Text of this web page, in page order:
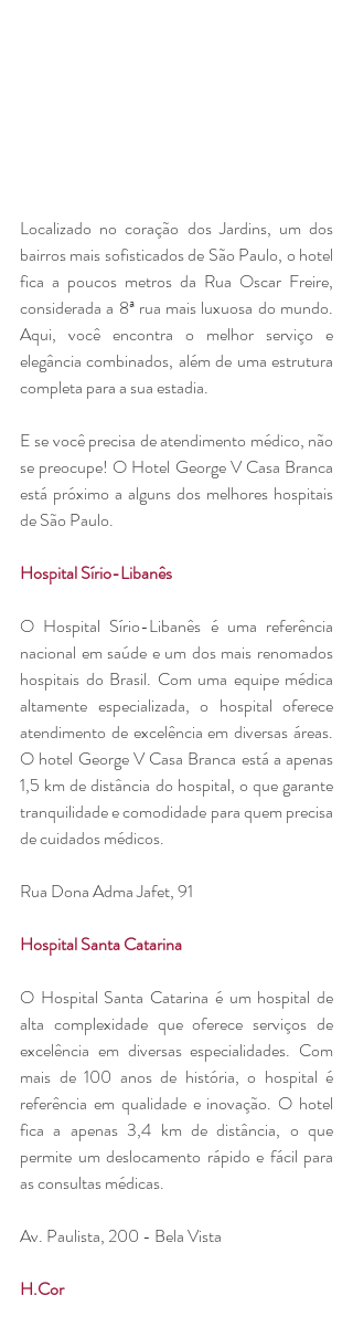
Localizado no coração dos Jardins, um dos
bairros mais sofisticados de São Paulo, o hotel
fica a poucos metros da Rua Oscar Freire,
considerada a 8ª rua mais luxuosa do mundo.
Aqui, você encontra o melhor serviço e
elegância combinados, além de uma estrutura
completa para a sua estadia.
E se você precisa de atendimento médico, não
se preocupe! O Hotel George V Casa Branca
está próximo a alguns dos melhores hospitais
de São Paulo.
Hospital Sírio-Libanês
O Hospital Sírio-Libanês é uma referência
nacional em saúde e um dos mais renomados
hospitais do Brasil. Com uma equipe médica
altamente especializada, o hospital oferece
atendimento de excelência em diversas áreas.
O hotel George V Casa Branca está a apenas
1,5 km de distância do hospital, o que garante
tranquilidade e comodidade para quem precisa
de cuidados médicos.
Rua Dona Adma Jafet, 91
Hospital Santa Catarina
O Hospital Santa Catarina é um hospital de
alta complexidade que oferece serviços de
excelência em diversas especialidades. Com
mais de 100 anos de história, o hospital é
referência em qualidade e inovação. O hotel
fica a apenas 3,4 km de distância, o que
permite um deslocamento rápido e fácil para
as consultas médicas.
Av. Paulista, 200 - Bela Vista
H.Cor